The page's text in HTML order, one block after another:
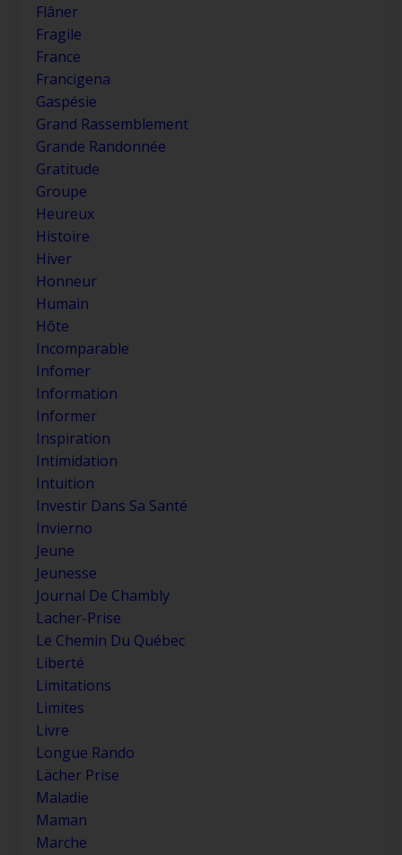
Flâner
Fragile
France
Francigena
Gaspésie
Grand Rassemblement
Grande Randonnée
Gratitude
Groupe
Heureux
Histoire
Hiver
Honneur
Humain
Hôte
Incomparable
Infomer
Information
Informer
Inspiration
Intimidation
Intuition
Investir Dans Sa Santé
Invierno
Jeune
Jeunesse
Journal De Chambly
Lacher-Prise
Le Chemin Du Québec
Liberté
Limitations
Limites
Livre
Longue Rando
Lächer Prise
Maladie
Maman
Marche